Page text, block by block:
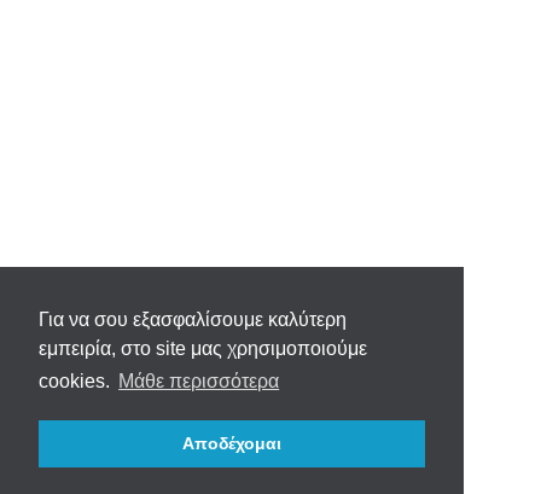
Για να σου εξασφαλίσουμε καλύτερη
εμπειρία, στο site μας χρησιμοποιούμε
cookies. Μάθε περισσότερα
Αποδέχομαι